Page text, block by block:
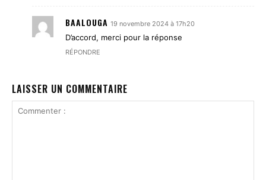
BAALOUGA 19 novembre 2024 à 17h20
D’accord, merci pour la réponse
RÉPONDRE
LAISSER UN COMMENTAIRE